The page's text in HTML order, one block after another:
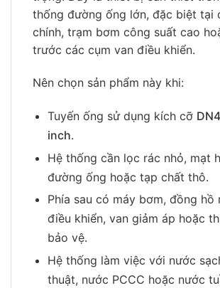
thống đường ống lớn, đặc biệt tại
chính, trạm bơm công suất cao
trước các cụm van điều khiển.
Nên chọn sản phẩm này khi:
Tuyến ống sử dụng kích cỡ
inch.
Hệ thống cần lọc rác nhỏ, mạt
đường ống hoặc tạp chất thô.
Phía sau có máy bơm, đồng hồ
điều khiển, van giảm áp hoặc
bảo vệ.
Hệ thống làm việc với nước
thuật, nước PCCC hoặc nước